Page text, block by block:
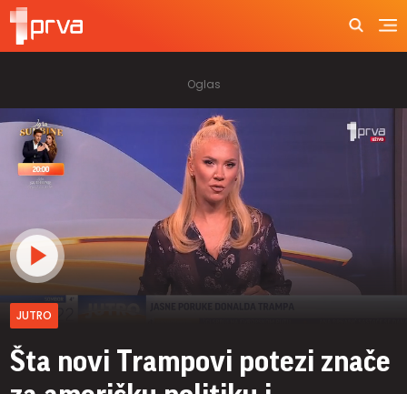
JUTRO
Šta novi Trampovi potezi znače